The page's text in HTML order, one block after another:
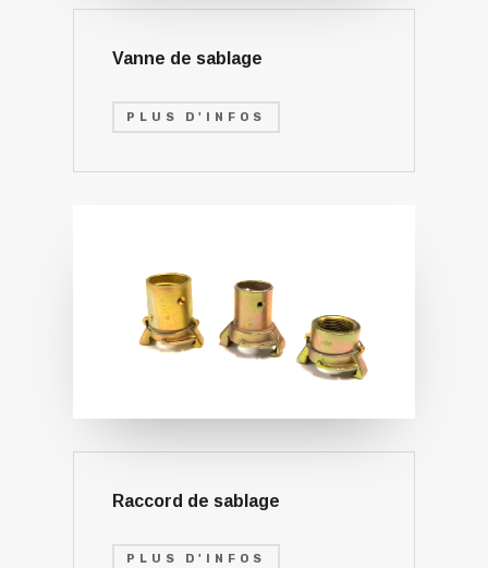
Vanne de sablage
PLUS D'INFOS
Raccord de sablage
PLUS D'INFOS